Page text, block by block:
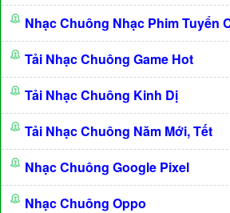
Nhạc Chuông Nhạc Phim Tuyển
Tải Nhạc Chuông Game Hot
Tải Nhạc Chuông Kinh Dị
Tải Nhạc Chuông Năm Mới, Tết
Nhạc Chuông Google Pixel
Nhạc Chuông Oppo